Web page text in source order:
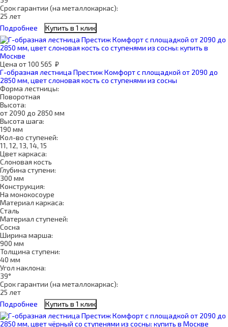
Срок гарантии (на металлокаркас):
25 лет
Подробнее
Купить в 1 клик
Цена от100 565 ₽
Г-образная лестница Престиж Комфорт с площадкой от 2090 до
2850 мм, цвет слоновая кость со ступенями из сосны
Форма лестницы:
Поворотная
Высота:
от 2090 до 2850 мм
Высота шага:
190 мм
Кол-во ступеней:
11, 12, 13, 14, 15
Цвет каркаса:
Слоновая кость
Глубина ступени:
300 мм
Конструкция:
На монокосоуре
Материал каркаса:
Сталь
Материал ступеней:
Сосна
Ширина марша:
900 мм
Толщина ступени:
40 мм
Угол наклона:
39°
Срок гарантии (на металлокаркас):
25 лет
Подробнее
Купить в 1 клик